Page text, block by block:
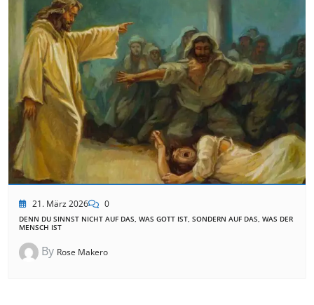
21. März 2026 0
DENN DU SINNST NICHT AUF DAS, WAS GOTT IST, SONDERN AUF DAS, WAS DER
MENSCH IST
By Rose Makero